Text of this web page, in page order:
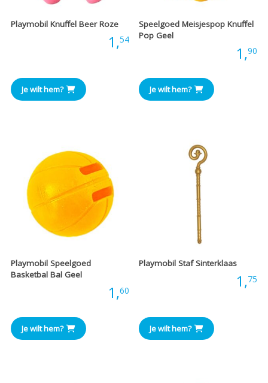
Playmobil Knuffel Beer Roze
1,54
Je wilt hem?
Speelgoed Meisjespop Knuffel
Pop Geel
1,90
Je wilt hem?
Playmobil Speelgoed
Basketbal Bal Geel
1,60
Je wilt hem?
Playmobil Staf Sinterklaas
1,75
Je wilt hem?